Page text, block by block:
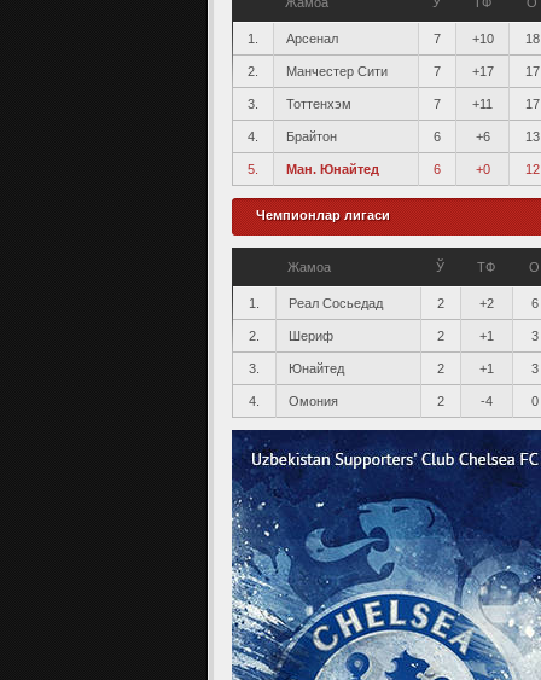
1. Арсенал 7 +10 18
2. Манчестер Сити 7 +17 17
3. Тоттенхэм 7 +11 17
4. Брайтон 6 +6 13
5. Ман. Юнайтед 6 +0 12
Чемпионлар лигаси
Жамоа Ў ТФ О
1. Реал Сосьедад 2 +2 6
2. Шериф 2 +1 3
3. Юнайтед 2 +1 3
4. Омония 2 -4 0